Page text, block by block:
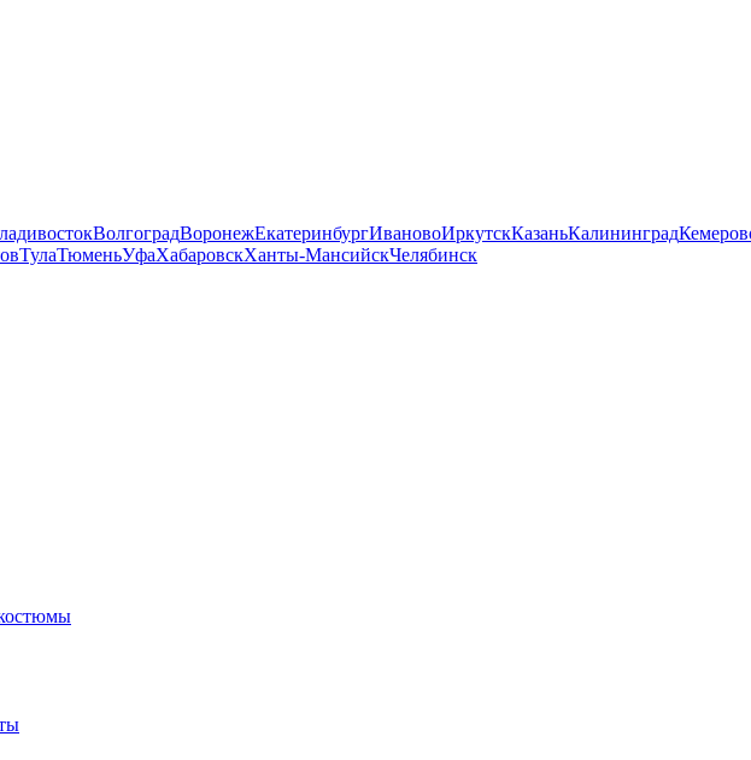
ВолгоградВоронежЕкатеринбургИвановоИркутскКазаньКалининград
ТулаТюменьУфаХабаровскХанты-МансийскЧелябинск